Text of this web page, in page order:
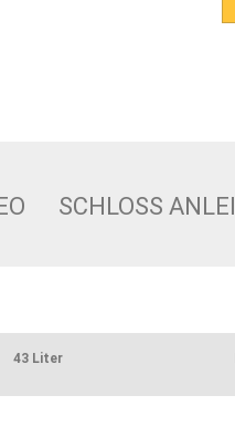
SCHLOSS
43 Liter